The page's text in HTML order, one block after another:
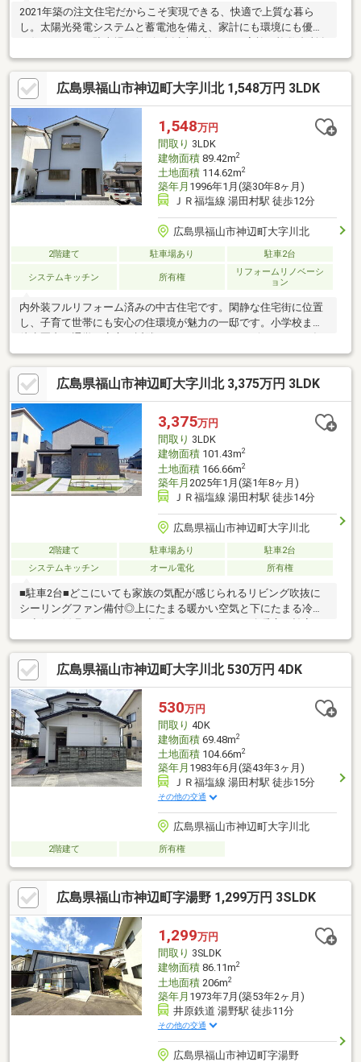
2021年築の注文住宅だからこそ実現できる、快適で上質な暮ら
し。太陽光発電システムと蓄電池を備え、家計にも環境にも優し
や来客時にも安心。3LDKのゆとりある間取りに加え、豊富な収納
スペースを確保しているため、住空間をすっきり保てます。室内
外の状態も良好でリフォーム不要。神辺町徳田の落ち着いた住環
境で、すぐに新生活を始められる築浅注文住宅です。
広島県福山市神辺町大字川北 1,548万円 3LDK
1,548万円
間取り 3LDK
建物面積89.42m2
土地面積114.62m2
築年月 1996年1月(築30年8ヶ月)
ＪＲ福塩線 湯田村駅 徒歩12分
広島県福山市神辺町大字川北
2階建て 駐車場あり 駐車2台
システムキッチン 所有権
リフォームリノベーシ
ョン
内外装フルリフォーム済みの中古住宅です。閑静な住宅街に位置
し、子育て世帯にも安心の住環境が魅力の一邸です。小学校まで
日の買い物も便利です。東向きで日当たりが良く、明るく風通し
の良い快適な住まい。駐車スペースは並列で2台可能。便利さと穏
やかさを兼ね備えた、家族にちょうどいい住まいです。
広島県福山市神辺町大字川北 3,375万円 3LDK
3,375万円
間取り 3LDK
建物面積101.43m2
土地面積166.66m2
築年月 2025年1月(築1年8ヶ月)
ＪＲ福塩線 湯田村駅 徒歩14分
広島県福山市神辺町大字川北
2階建て 駐車場あり
駐車2台
システムキッチン
オール電化 所有権
■駐車2台■どこにいても家族の気配が感じられるリビング吹抜に
シーリングファン備付◎上にたまる暖かい空気と下にたまる冷た
上げる効果があります■回遊して作業がしやすいキッチン◎レン
ガ調のアクセントウォールが空間に立体感を生み出します■フジ
グラン神辺までお車10分圏内でお買い物にも便利！
広島県福山市神辺町大字川北 530万円 4DK
530万円
間取り 4DK
建物面積69.48m2
土地面積104.66m2
築年月 1983年6月(築43年3ヶ月)
ＪＲ福塩線 湯田村駅 徒歩15分
その他の交通
広島県福山市神辺町大字川北
2階建て 所有権
広島県福山市神辺町字湯野 1,299万円 3SLDK
1,299万円
間取り 3SLDK
建物面積86.11m2
土地面積206m2
築年月 1973年7月(築53年2ヶ月)
井原鉄道 湯野駅 徒歩11分
その他の交通
広島県福山市神辺町字湯野